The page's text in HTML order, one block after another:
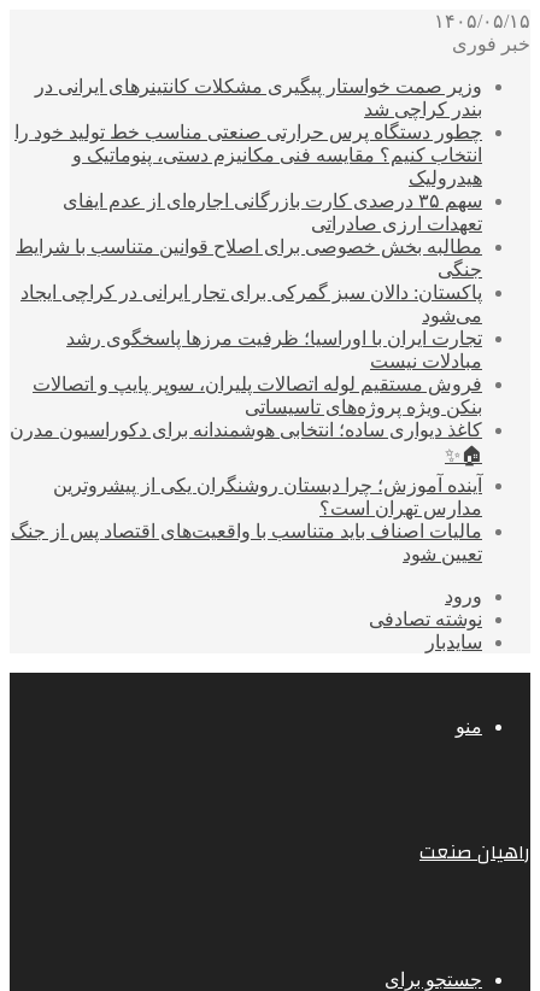
۱۴۰۵/۰۵/۱۵
خبر فوری
وزیر صمت خواستار پیگیری مشکلات کانتینرهای ایرانی در
بندر کراچی شد
چطور دستگاه پرس حرارتی صنعتی مناسب خط تولید خود را
انتخاب کنیم؟ مقایسه فنی مکانیزم دستی، پنوماتیک و
هیدرولیک
سهم ۳۵ درصدی کارت بازرگانی اجاره‌ای از عدم ایفای
تعهدات ارزی صادراتی
مطالبه بخش خصوصی برای اصلاح قوانین متناسب با شرایط
جنگی
پاکستان: دالان سبز گمرکی برای تجار ایرانی در کراچی ایجاد
می‌شود
تجارت ایران با اوراسیا؛ ظرفیت مرزها پاسخگوی رشد
مبادلات نیست
فروش مستقیم لوله اتصالات پلیران، سوپر پایپ و اتصالات
بنکن ویژه پروژه‌های تاسیساتی
کاغذ دیواری ساده؛ انتخابی هوشمندانه برای دکوراسیون مدرن
🏠✨
آینده آموزش؛ چرا دبستان روشنگران یکی از پیشروترین
مدارس تهران است؟
مالیات اصناف باید متناسب با واقعیت‌های اقتصاد پس از جنگ
تعیین شود
ورود
نوشته تصادفی
سایدبار
منو
راهیان صنعت
جستجو برای